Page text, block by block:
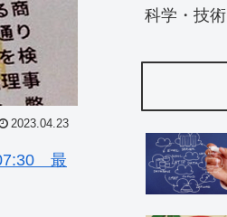
2023.04.23
最
科学・技術